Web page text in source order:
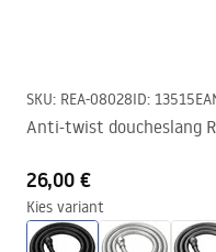
SKU: REA-08028ID: 13515
Anti-twist doucheslang
26,00 €
Kies variant